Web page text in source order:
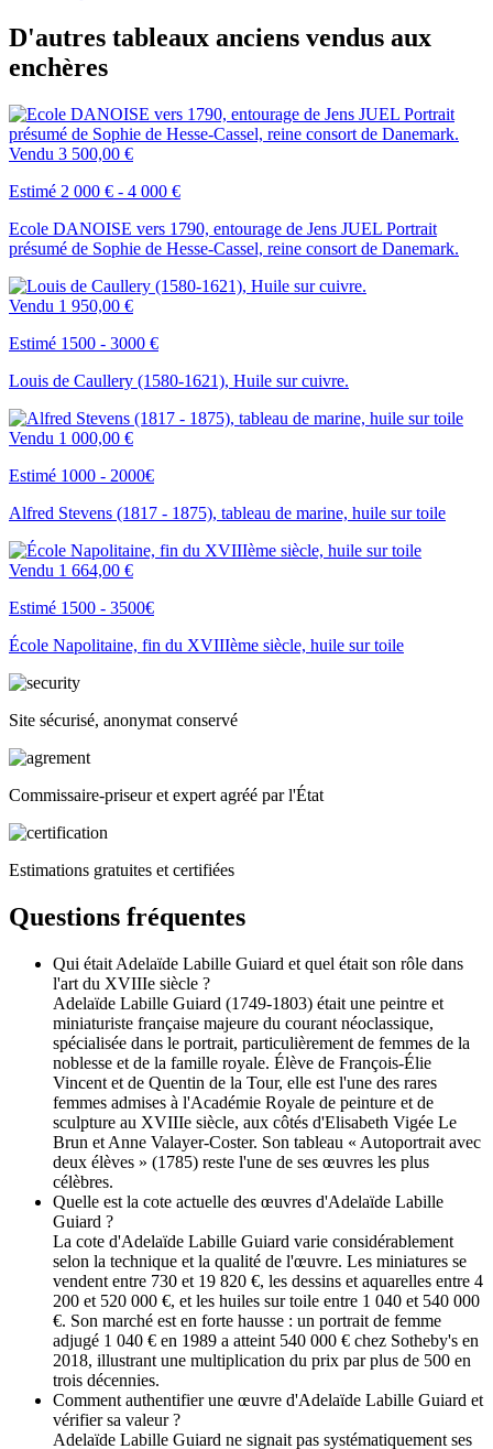
D'autres tableaux anciens vendus aux
enchères
Vendu 3 500,00 €
Estimé 2 000 € - 4 000 €
Ecole DANOISE vers 1790, entourage de Jens JUEL Portrait
présumé de Sophie de Hesse-Cassel, reine consort de Danemark.
Vendu 1 950,00 €
Estimé 1500 - 3000 €
Louis de Caullery (1580-1621), Huile sur cuivre.
Vendu 1 000,00 €
Estimé 1000 - 2000€
Alfred Stevens (1817 - 1875), tableau de marine, huile sur toile
Vendu 1 664,00 €
Estimé 1500 - 3500€
École Napolitaine, fin du XVIIIème siècle, huile sur toile
Site sécurisé, anonymat conservé
Commissaire-priseur et expert agréé par l'État
Estimations gratuites et certifiées
Questions fréquentes
Qui était Adelaïde Labille Guiard et quel était son rôle dans
l'art du XVIIIe siècle ?
Adelaïde Labille Guiard (1749-1803) était une peintre et
miniaturiste française majeure du courant néoclassique,
spécialisée dans le portrait, particulièrement de femmes de la
noblesse et de la famille royale. Élève de François-Élie
Vincent et de Quentin de la Tour, elle est l'une des rares
femmes admises à l'Académie Royale de peinture et de
sculpture au XVIIIe siècle, aux côtés d'Elisabeth Vigée Le
Brun et Anne Valayer-Coster. Son tableau « Autoportrait avec
deux élèves » (1785) reste l'une de ses œuvres les plus
célèbres.
Quelle est la cote actuelle des œuvres d'Adelaïde Labille
Guiard ?
La cote d'Adelaïde Labille Guiard varie considérablement
selon la technique et la qualité de l'œuvre. Les miniatures se
vendent entre 730 et 19 820 €, les dessins et aquarelles entre 4
200 et 520 000 €, et les huiles sur toile entre 1 040 et 540 000
€. Son marché est en forte hausse : un portrait de femme
adjugé 1 040 € en 1989 a atteint 540 000 € chez Sotheby's en
2018, illustrant une multiplication du prix par plus de 500 en
trois décennies.
Comment authentifier une œuvre d'Adelaïde Labille Guiard et
vérifier sa valeur ?
Adelaïde Labille Guiard ne signait pas systématiquement ses